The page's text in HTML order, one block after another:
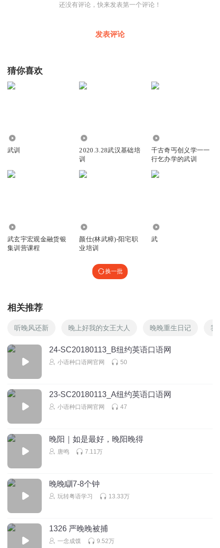
还没有评论，快来发表第一个评论！
发表评论
猜你喜欢
武训
2020.3.28武汉基础培
训
千古奇丐创义学一一
行乞办学的武训
武玄宇宏观金融货银
集训营课程
颜仕(林武樟)-阳宅职
业培训
武
换一批
相关推荐
听晚风还新 晚上好我的女王大人 晚晚重生日记 我
24-SC20180113_B纽约英语口语网
小语种口语网官网 50
23-SC20180113_A纽约英语口语网
小语种口语网官网 47
晚阳｜如是最好，晚阳晚得
唐鸣 7.11万
晚晚瞓7-8个钟
玩转粤语学习 13.33万
1326 严晚晚被捕
一念成馍 9.52万